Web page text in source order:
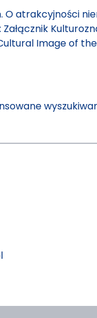
O atrakcyjności
Image of